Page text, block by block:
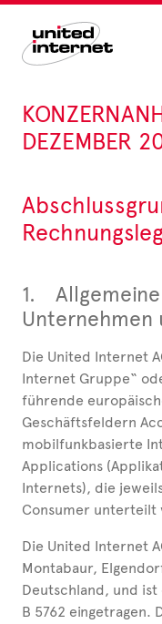
DEZEMBER
1.
Unternehmen
Die United Internet
Internet Gruppe“
führende
Geschäftsfeldern
mobilfunkbasierte
Applications
Internets), die
Consumer unterteilt
Die United Internet
Montabaur,
Deutschland, und
B 5762 eingetragen.